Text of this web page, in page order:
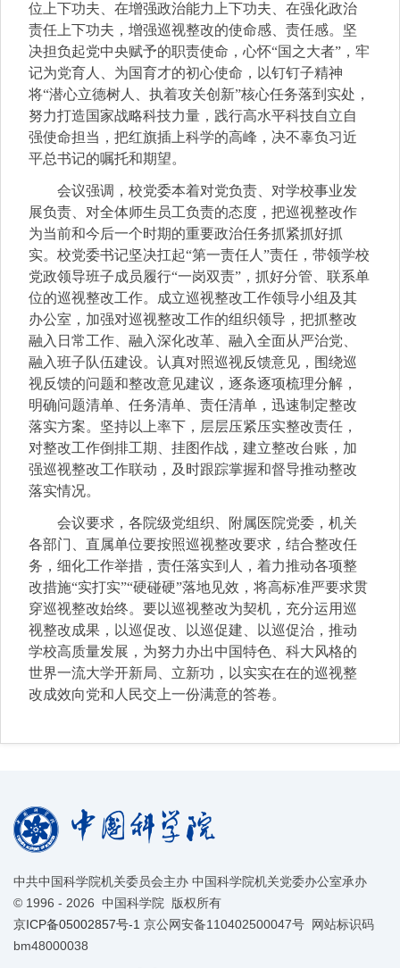
位上下功夫、在增强政治能力上下功夫、在强化政治
责任上下功夫，增强巡视整改的使命感、责任感。坚
决担负起党中央赋予的职责使命，心怀“国之大者”，牢
记为党育人、为国育才的初心使命，以钉钉子精神
将“潜心立德树人、执着攻关创新”核心任务落到实处，
努力打造国家战略科技力量，践行高水平科技自立自
强使命担当，把红旗插上科学的高峰，决不辜负习近
平总书记的嘱托和期望。
会议强调，校党委本着对党负责、对学校事业发
展负责、对全体师生员工负责的态度，把巡视整改作
为当前和今后一个时期的重要政治任务抓紧抓好抓
实。校党委书记坚决扛起“第一责任人”责任，带领学校
党政领导班子成员履行“一岗双责”，抓好分管、联系单
位的巡视整改工作。成立巡视整改工作领导小组及其
办公室，加强对巡视整改工作的组织领导，把抓整改
融入日常工作、融入深化改革、融入全面从严治党、
融入班子队伍建设。认真对照巡视反馈意见，围绕巡
视反馈的问题和整改意见建议，逐条逐项梳理分解，
明确问题清单、任务清单、责任清单，迅速制定整改
落实方案。坚持以上率下，层层压紧压实整改责任，
对整改工作倒排工期、挂图作战，建立整改台账，加
强巡视整改工作联动，及时跟踪掌握和督导推动整改
落实情况。
会议要求，各院级党组织、附属医院党委，机关
各部门、直属单位要按照巡视整改要求，结合整改任
务，细化工作举措，责任落实到人，着力推动各项整
改措施“实打实”“硬碰硬”落地见效，将高标准严要求贯
穿巡视整改始终。要以巡视整改为契机，充分运用巡
视整改成果，以巡促改、以巡促建、以巡促治，推动
学校高质量发展，为努力办出中国特色、科大风格的
世界一流大学开新局、立新功，以实实在在的巡视整
改成效向党和人民交上一份满意的答卷。
中共中国科学院机关委员会主办 中国科学院机关党委办公室承办
© 1996 - 2026 中国科学院 版权所有
京ICP备05002857号-1 京公网安备110402500047号 网站标识码
bm48000038